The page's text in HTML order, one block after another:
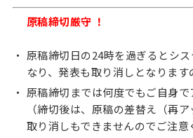
原稿締切厳守 ！
原稿締切日の24時を過ぎるとシ
なり、発表も取り消しとなります
原稿締切までは何度でもご自身
（締切後は、原稿の差替え（再
取り消しもできませんのでご注意